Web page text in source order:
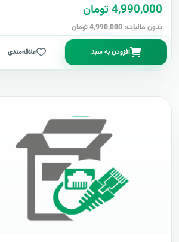
4,990,000 تومان
بدون مالیات: 4,990,000 تومان
افزودن به سبد علاقه‌مندی